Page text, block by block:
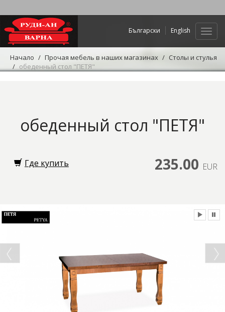
Български English
Начало Прочая мебель в наших магазинах
Столы и стулья
обеденный стол "ПЕТЯ"
обеденный стол "ПЕТЯ"
235.00 EUR
Где купить